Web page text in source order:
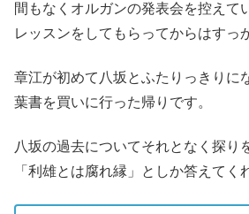
間もなくオルガンの発表会を控えて
レッスンをしてもらってからはすっ
章江が初めて八坂とふたりっきりに
葉書を買いに行った帰りです。
八坂の過去についてそれとなく探り
「利雄とは腐れ縁」としか答えてく